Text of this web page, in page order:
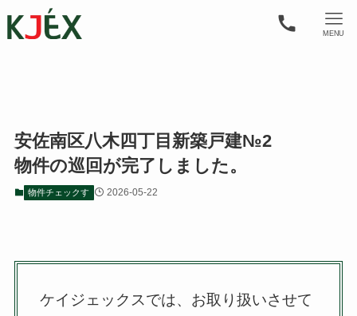
MENU
安佐南区八木四丁目新築戸建№2
物件の巡回が完了しました。
物件チェックす 2026-05-22
ケイジェックスでは、お取り扱いさせて